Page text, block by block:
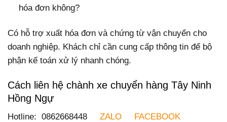
hóa đơn không?
Có hỗ trợ xuất hóa đơn và chứng từ vận chuyển cho
doanh nghiệp. Khách chỉ cần cung cấp thông tin để bộ
phận kế toán xử lý nhanh chóng.
Cách liên hệ chành xe chuyển hàng Tây Ninh
Hồng Ngự
Hotline: 0862668448 ZALO FACEBOOK